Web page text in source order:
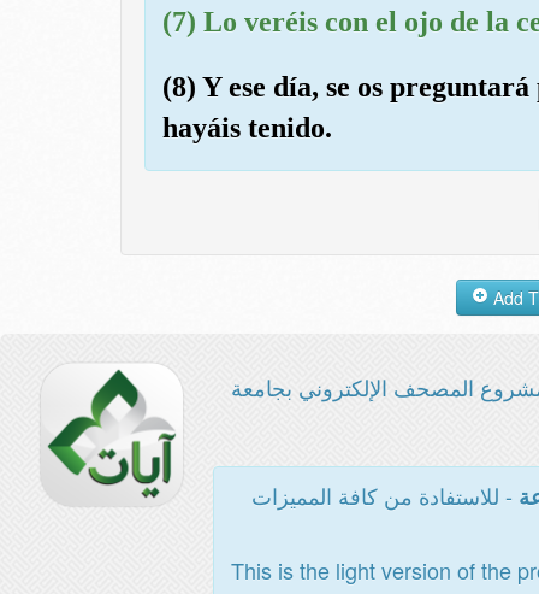
(7) Lo veréis con el ojo de la
(8) Y ese día, se os
hayáis tenido.
المصحف الإلكتروني بجامعة
- للاستفادة من كافة المميزات
This is the light version of the